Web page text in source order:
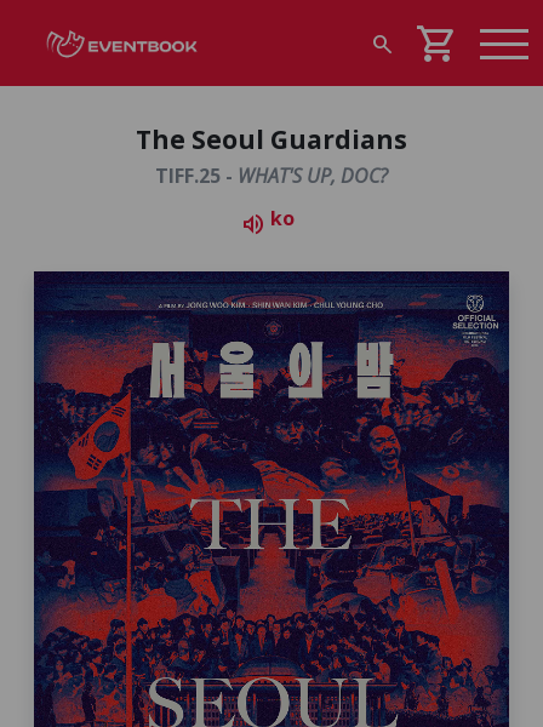
search shopping_cart
The Seoul Guardians
TIFF.25 - WHAT'S UP, DOC?
volume_up ko